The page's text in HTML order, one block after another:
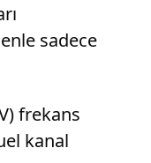
sadece
frekans
kanal